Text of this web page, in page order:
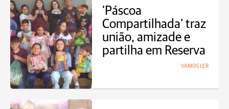
‘Páscoa
Compartilhada’ traz
união, amizade e
partilha em Reserva
VAMOS LER